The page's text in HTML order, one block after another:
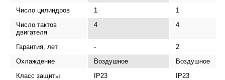
Число цилиндров 1
1
Число тактов
двигателя
4 4
Гарантия, лет -
2
Охлаждение
Воздушное
Воздушное
Класс защиты
IP23
IP23